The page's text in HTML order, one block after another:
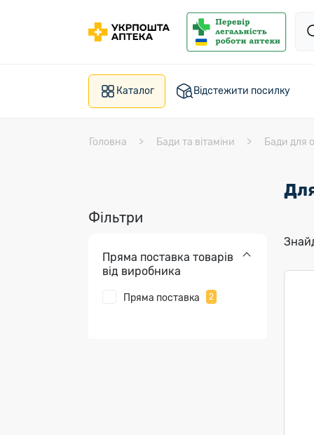
Каталог Відстежити посилку
Головна Бади та вітаміни Бади для
Фільтри
Пряма поставка товарів
від виробника
Пряма поставка 2